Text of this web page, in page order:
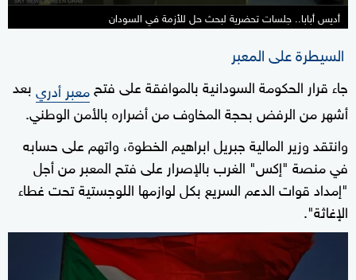
أديس أبابا.. جلسات تحضرية لبحث حل للأزمة في السودان
السيطرة على المعبر
جاء قرار الحكومة السودانية بالموافقة على فتحمعبر أدريبعد
أشهر من الرفض بحجة المخاوف من أضراره بالأمن الوطني.
وانتقد وزير المالية جبريل ابراهيم الخطوة، واتهم على حسابه
في منصة "إكس" الغرب بالإصرار على فتح المعبر من أجل
"إمداد قوات الدعم السريع بكل لوازمها اللوجستية تحت غطاء
الإغاثة".